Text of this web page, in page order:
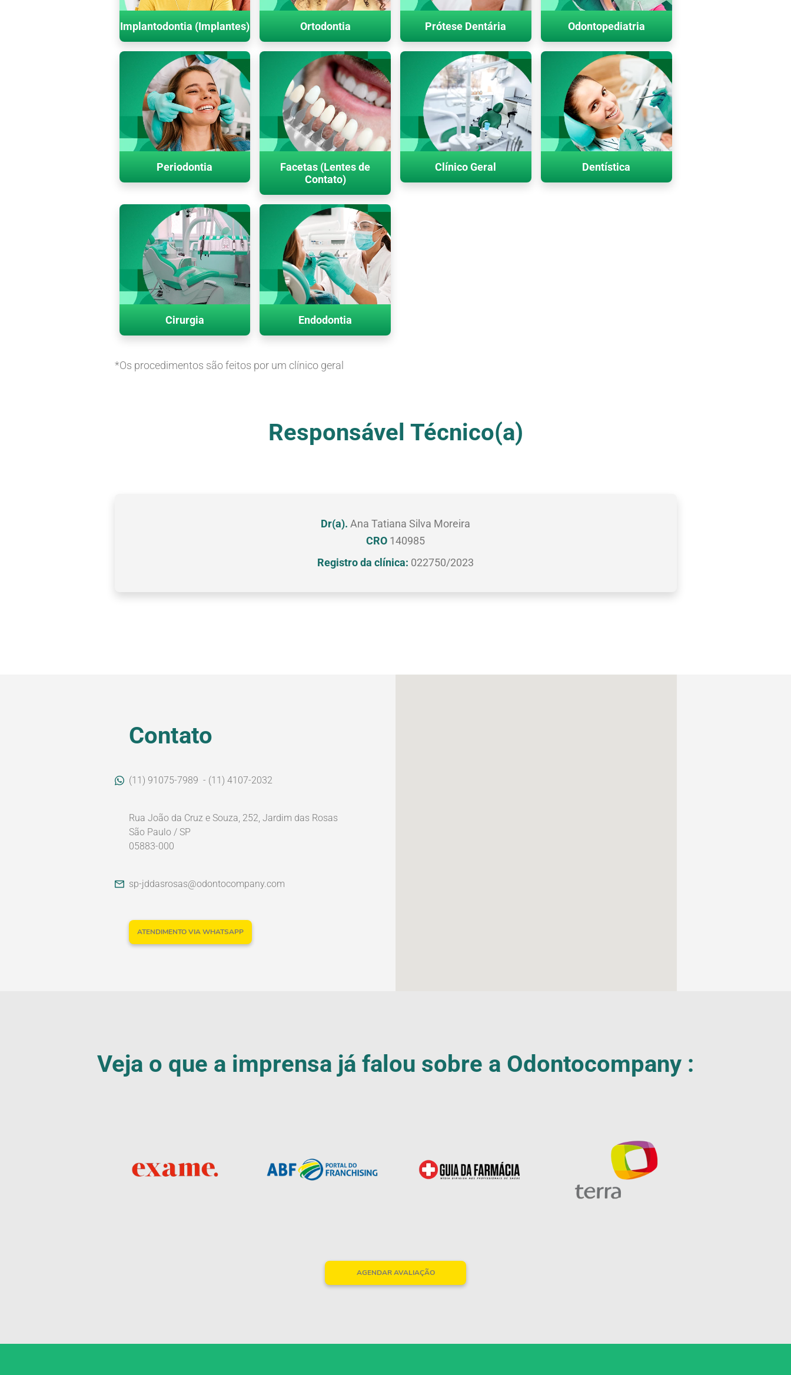
Implantodontia (Implantes) Ortodontia Prótese Dentária Odontopediatria
Periodontia
Facetas (Lentes de
Contato)
Clínico Geral Dentística
Cirurgia Endodontia
*Os procedimentos são feitos por um clínico geral
Responsável Técnico(a)
Dr(a). Ana Tatiana Silva Moreira
CRO 140985
Registro da clínica: 022750/2023
Contato
(11) 91075-7989 - (11) 4107-2032
Rua João da Cruz e Souza, 252, Jardim das Rosas
São Paulo / SP
05883-000
sp-jddasrosas@odontocompany.com
ATENDIMENTO VIA WHATSAPP
Veja o que a imprensa já falou sobre a Odontocompany :
AGENDAR AVALIAÇÃO